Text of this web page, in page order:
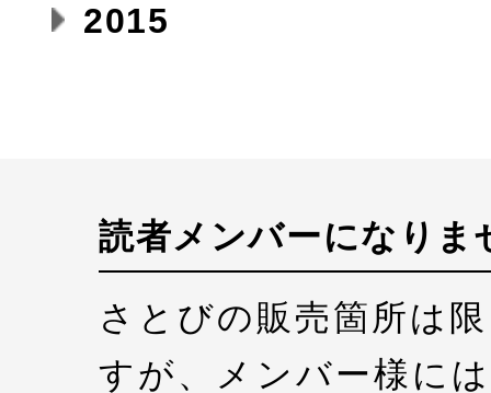
2015
読者メンバーになりま
さとびの販売箇所は
すが、メンバー様に